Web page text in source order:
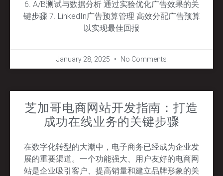
6. A/B测试与数据分析 通过实验优化广告效果的关
键步骤 7. LinkedIn广告预算管理 高效分配广告预算
以实现最佳回报
January 28, 2025 No Comments
芝加哥电商网站开发指南：打造
成功在线业务的关键步骤
在数字化转型的大潮中，电子商务已经成为企业发
展的重要渠道。一个功能强大、用户友好的电商网
站是企业吸引客户、提高销量和建立品牌形象的关